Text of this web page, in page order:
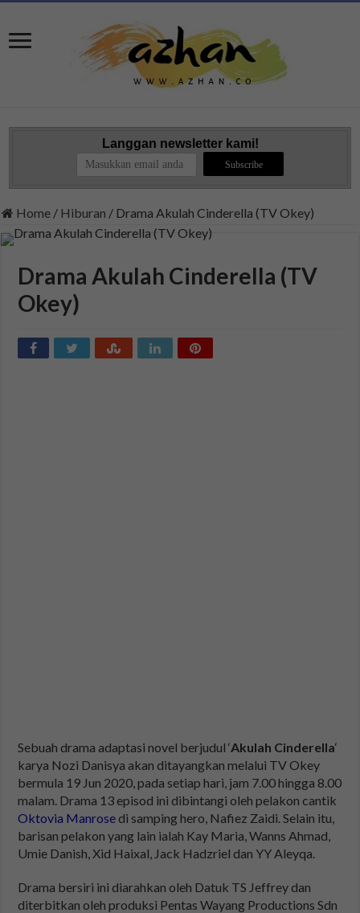
Langgan newsletter kami!
Home / Hiburan / Drama Akulah Cinderella (TV Okey)
Drama Akulah Cinderella (TV
Okey)
Sebuah drama adaptasi novel berjudul ‘Akulah Cinderella‘
karya Nozi Danisya akan ditayangkan melalui TV Okey
bermula 19 Jun 2020, pada setiap hari, jam 7.00 hingga 8.00
malam. Drama 13 episod ini dibintangi oleh pelakon cantik
Oktovia Manrose di samping hero, Nafiez Zaidi. Selain itu,
barisan pelakon yang lain ialah Kay Maria, Wanns Ahmad,
Umie Danish, Xid Haixal, Jack Hadzriel dan YY Aleyqa.
Drama bersiri ini diarahkan oleh Datuk TS Jeffrey dan
diterbitkan oleh produksi Pentas Wayang Productions Sdn